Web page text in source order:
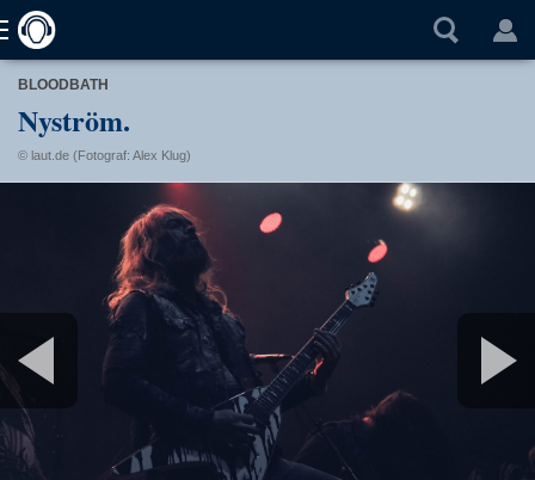
BLOODBATH
Nyström.
© laut.de (Fotograf: Alex Klug)